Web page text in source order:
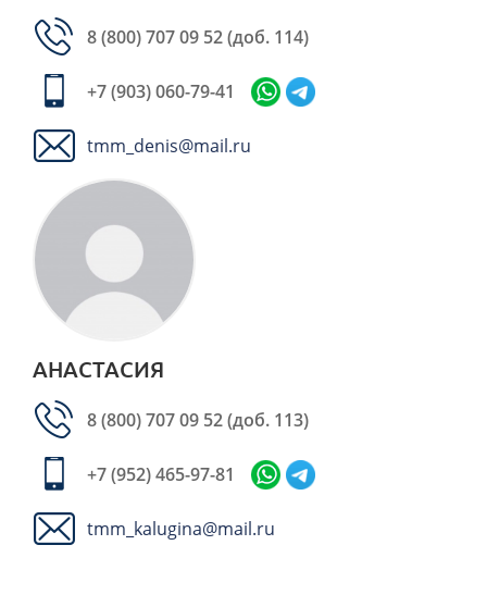
8 (800) 707 09 52(доб. 114)
+7 (903) 060-79-41
tmm_denis@mail.ru
АНАСТАСИЯ
8 (800) 707 09 52(доб. 113)
+7 (952) 465-97-81
tmm_kalugina@mail.ru